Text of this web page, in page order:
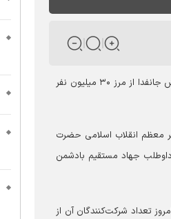
همزمان با دهه کرامت و ایام میلاد با سعادت امام رضا(ع) و حضرت معصومه(س) شمار شرکت‌کنندگان پویش جانفدا از مرز ۳۰ میلیون نفر
رهبر معظم انقلاب اسلامی حضرت
جهاد مستقیم بادشمن
تعداد شرکت‌کنندگان آن از